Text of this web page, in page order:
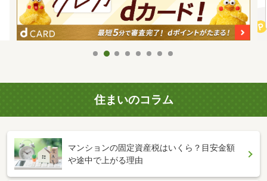
住まいのコラム
マンションの固定資産税はいくら？目安金額
や途中で上がる理由